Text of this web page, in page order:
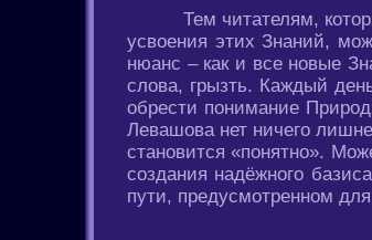
Тем читателям,
усвоения этих Знаний,
нюанс – как и все новые
слова, грызть. Каждый
обрести понимание
Левашова нет ничего
становится «понятно».
создания надёжного
пути, предусмотренном